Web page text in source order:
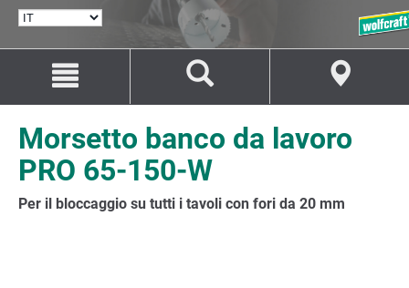
SELEZIONA
contenuto
navigazione
Morsetto banco da lavoro
PRO 65-150-W
Per il bloccaggio su tutti i tavoli con fori da 20 mm